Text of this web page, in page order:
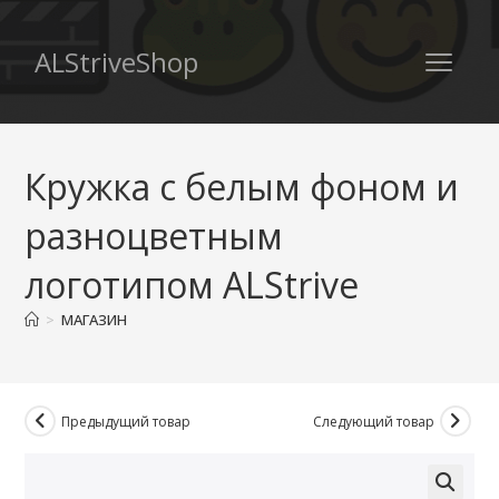
ALStriveShop
Кружка с белым фоном и
разноцветным
логотипом ALStrive
> МАГАЗИН
Предыдущий товар Следующий товар